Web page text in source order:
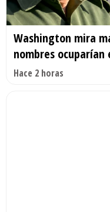
Washington mira
nombres
Hace 2 horas